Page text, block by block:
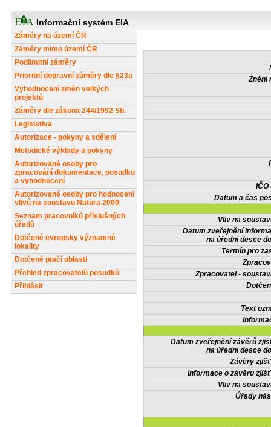
Informační systém EIA
Záměry na území ČR
Záměry mimo území ČR
Podlimitní záměry
Prioritní dopravní záměry dle §23a
Vyhodnocení změn velkých
projektů
Záměry dle zákona 244/1992 Sb.
Legislativa
Autorizace - pokyny a sdělení
Metodické výklady a pokyny
Autorizované osoby pro
zpracování dokumentace, posudku
a vyhodnocení
Autorizované osoby pro hodnocení
vlivů na soustavu Natura 2000
Seznam pracovníků příslušných
úřadů
Dotčené evropsky významné
lokality
Dotčené ptačí oblasti
Přehled zpracovatelů posudků
Přihlásit
Znění
IČO
Datum a čas
Vliv na
Datum zveřejnění
na úřední desce
Termín pro
Zpracovatel -
Text
Datum zveřejnění závěrů
na úřední desce
Závěry
Informace o závěru
Vliv na
Úřady